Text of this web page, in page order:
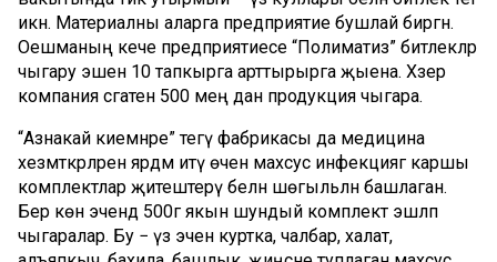
икән. Материалны аларга предприятие бушлай биргән.
Оешманың кече предприятиесе “Полиматиз” битлекләр
чыгару эшен 10 тапкырга арттырырга җыена. Хәзер
компания сәгатенә 500 мең данә продукция чыгара.
“Азнакай киемнәре” тегү фабрикасы да медицина
хезмәткәрләренә ярдәм итү өчен махсус инфекциягә каршы
комплектлар җитештерү белән шөгыльләнә башлаган.
Бер көн эчендә 500гә якын шундый комплект эшләп
чыгаралар. Бу − үз эченә куртка, чалбар, халат,